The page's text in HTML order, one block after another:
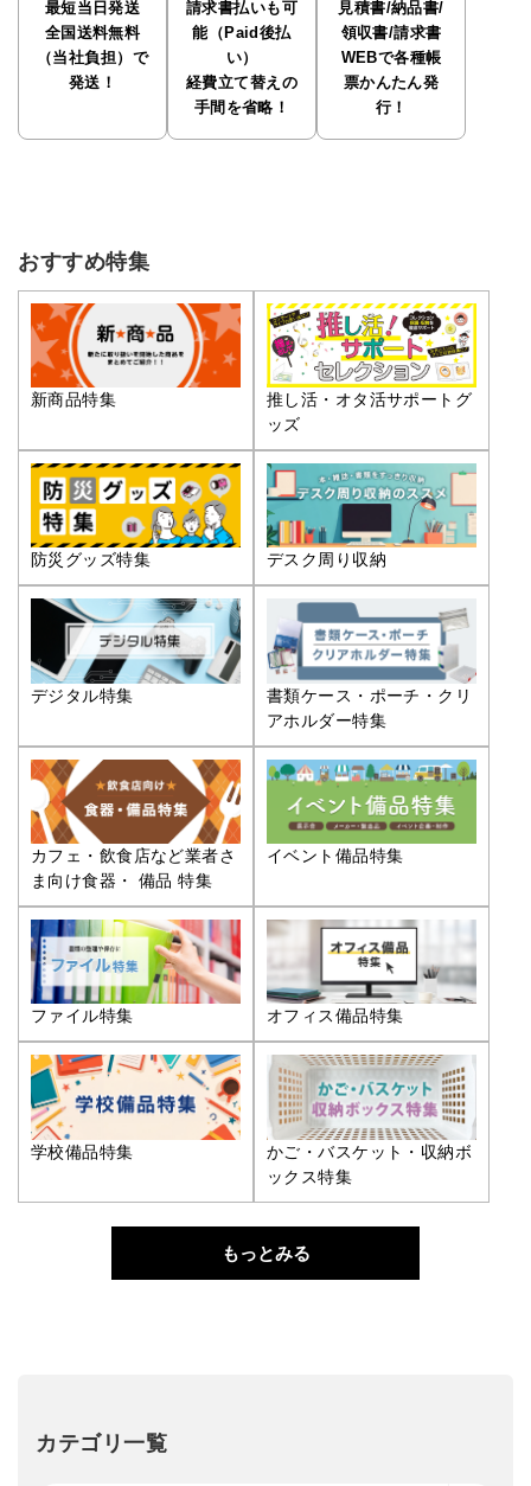
最短当日発送
全国送料無料
（当社負担）で
発送！
請求書払いも可
能（Paid後払
い）
経費立て替えの
手間を省略！
見積書/納品書/
領収書/請求書
WEBで各種帳
票かんたん発
行！
おすすめ特集
新商品特集
推し活・オタ活サポートグ
ッズ
防災グッズ特集 デスク周り収納
デジタル特集
書類ケース・ポーチ・クリ
アホルダー特集
カフェ・飲食店など業者さ
ま向け食器・ 備品 特集
イベント備品特集
ファイル特集 オフィス備品特集
学校備品特集
かご・バスケット・収納ボ
ックス特集
もっとみる
カテゴリ一覧